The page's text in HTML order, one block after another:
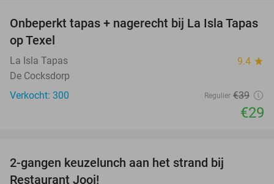
26%
Onbeperkt tapas + nagerecht bij La Isla Tapas
op Texel
La Isla Tapas 9.4 star
De Cocksdorp
Verkocht: 300
Regulier €39
€29
2-gangen keuzelunch aan het strand bij
Restaurant Jooi!